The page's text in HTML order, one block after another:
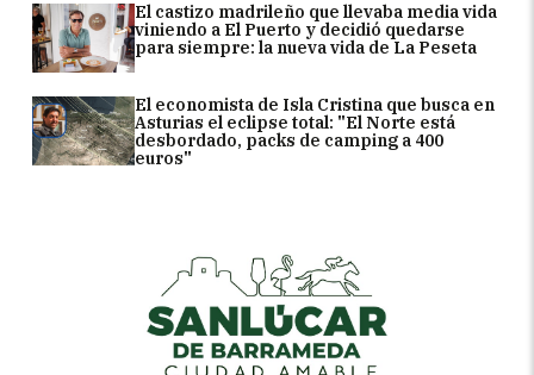
El castizo madrileño que llevaba media vida
viniendo a El Puerto y decidió quedarse
para siempre: la nueva vida de La Peseta
El economista de Isla Cristina que busca en
Asturias el eclipse total: "El Norte está
desbordado, packs de camping a 400
euros"